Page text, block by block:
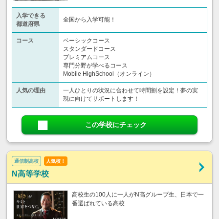
入学できる
都道府県
全国から入学可能！
コース
ベーシックコース
スタンダードコース
プレミアムコース
専門分野が学べるコース
Mobile HighSchool（オンライン）
人気の理由
一人ひとりの状況に合わせて時間割を設定！夢の実
現に向けてサポートします！
この学校にチェック
通信制高校 人気校！
N高等学校
高校生の100人に一人がN高グループ生、日本で一
番選ばれている高校